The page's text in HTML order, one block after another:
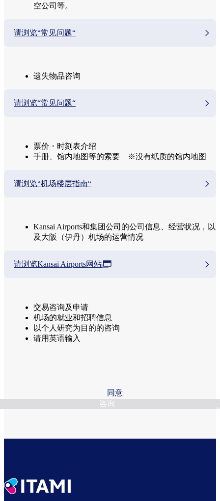
空公司等。
请浏览“常见问题“
遗失物品咨询
请浏览“常见问题“
票价・时刻表介绍
手册、馆内地图等的索要 ※没有纸质的馆内地图
请浏览“机场楼层指南“
Kansai Airports和集团公司的公司信息、经营状况，以
及大阪（伊丹）机场的运营情况
请浏览Kansai Airports网站
交易咨询及申请
机场的就业和招聘信息
以个人研究为目的的咨询
请用英语输入
同意
咨询